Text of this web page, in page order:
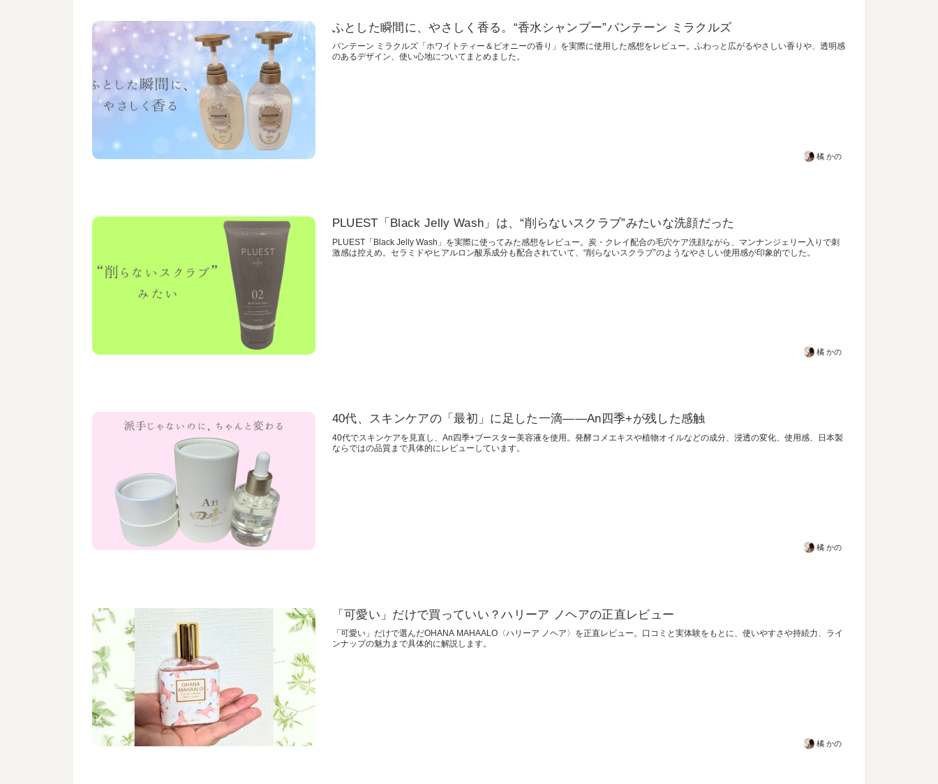
ふとした瞬間に、やさしく香る。“香水シャンプー”パンテーン ミラクルズ
パンテーン ミラクルズ「ホワイトティー＆ピオニーの香り」を実際に使用した感想をレビュー。ふわっと広がるやさしい香りや、透明感
のあるデザイン、使い心地についてまとめました。
橘 かの
PLUEST「Black Jelly Wash」は、“削らないスクラブ”みたいな洗顔だった
PLUEST「Black Jelly Wash」を実際に使ってみた感想をレビュー。炭・クレイ配合の毛穴ケア洗顔ながら、マンナンジェリー入りで刺
激感は控えめ。セラミドやヒアルロン酸系成分も配合されていて、“削らないスクラブ”のようなやさしい使用感が印象的でした。
橘 かの
40代、スキンケアの「最初」に足した一滴——An四季+が残した感触
40代でスキンケアを見直し、An四季+ブースター美容液を使用。発酵コメエキスや植物オイルなどの成分、浸透の変化、使用感、日本製
ならではの品質まで具体的にレビューしています。
橘 かの
「可愛い」だけで買っていい？ハリーア ノヘアの正直レビュー
「可愛い」だけで選んだOHANA MAHAALO〈ハリーア ノヘア〉を正直レビュー。口コミと実体験をもとに、使いやすさや持続力、ライ
ンナップの魅力まで具体的に解説します。
橘 かの